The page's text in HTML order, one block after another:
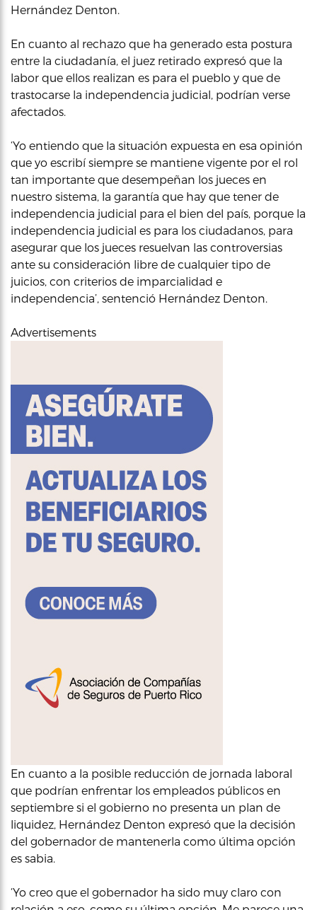
Hernández Denton.
En cuanto al rechazo que ha generado esta postura
entre la ciudadanía, el juez retirado expresó que la
labor que ellos realizan es para el pueblo y que de
trastocarse la independencia judicial, podrían verse
afectados.
‘Yo entiendo que la situación expuesta en esa opinión
que yo escribí siempre se mantiene vigente por el rol
tan importante que desempeñan los jueces en
nuestro sistema, la garantía que hay que tener de
independencia judicial para el bien del país, porque la
independencia judicial es para los ciudadanos, para
asegurar que los jueces resuelvan las controversias
ante su consideración libre de cualquier tipo de
juicios, con criterios de imparcialidad e
independencia’, sentenció Hernández Denton.
Advertisements
En cuanto a la posible reducción de jornada laboral
que podrían enfrentar los empleados públicos en
septiembre si el gobierno no presenta un plan de
liquidez, Hernández Denton expresó que la decisión
del gobernador de mantenerla como última opción
es sabia.
‘Yo creo que el gobernador ha sido muy claro con